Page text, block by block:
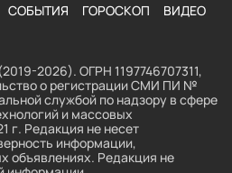
СОБЫТИЯ ГОРОСКОП ВИДЕО
2026). ОГРН 1197746707311,
о регистрации СМИ ПИ №
службой по надзору в сфере
и массовых
г. Редакция не несет
информации,
объявлениях. Редакция не